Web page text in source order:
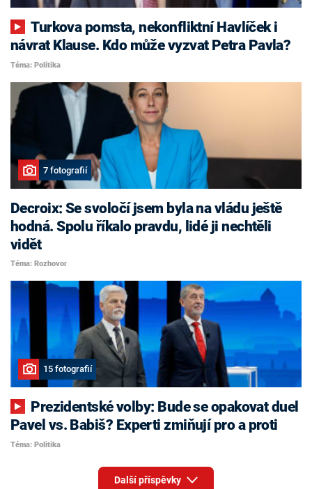
Turkova pomsta, nekonfliktní Havlíček i
návrat Klause. Kdo může vyzvat Petra Pavla?
Téma: Politika
7 fotografií
Decroix: Se svoločí jsem byla na vládu ještě
hodná. Spolu říkalo pravdu, lidé ji nechtěli
vidět
Téma: Rozhovor
15 fotografií
Pavel vs. Babiš? Experti zmiňují pro a proti
Téma: Politika
Další příspěvky